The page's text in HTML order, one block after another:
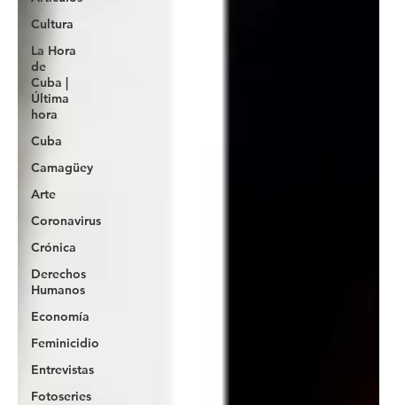
Cultura
La Hora
de
Cuba |
Última
hora
Cuba
Camagüey
Arte
Coronavirus
Crónica
Derechos
Humanos
Economía
Feminicidio
Entrevistas
Fotoseries